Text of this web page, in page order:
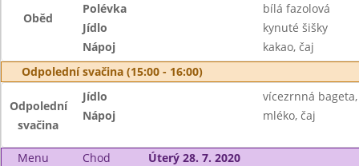
Oběd
Polévka
bílá fazolová
Jídlo
kynuté šišky
Nápoj
kakao, čaj
Odpolední svačina (15:00 - 16:00)
Odpolední
svačina
Jídlo
vícezrnná
Nápoj
mléko, čaj
Menu Chod
Úterý 28. 7. 2020